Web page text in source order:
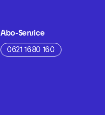
Abo-Service
0621 1680 160